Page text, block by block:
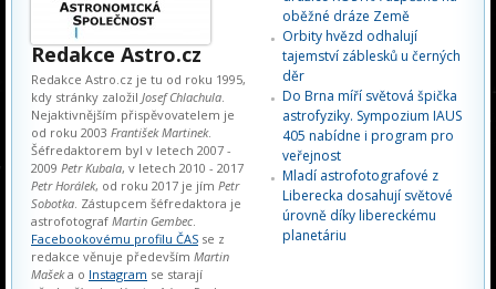
Redakce Astro.cz
Redakce Astro.cz je tu od roku 1995,
kdy stránky založil Josef Chlachula.
Nejaktivnějším přispěvovatelem je
od roku 2003 František Martinek.
Šéfredaktorem byl v letech 2007 -
2009 Petr Kubala, v letech 2010 - 2017
Petr Horálek, od roku 2017 je jím Petr
Sobotka. Zástupcem šéfredaktora je
astrofotograf Martin Gembec.
Facebookovému profilu ČAS se z
redakce věnuje především Martin
Mašeka o Instagram se starají
oběžné dráze Země
Orbity hvězd odhalují
tajemství záblesků u černých
děr
Do Brna míří světová špička
astrofyziky. Sympozium IAUS
405 nabídne i program pro
veřejnost
Mladí astrofotografové z
Liberecka dosahují světové
úrovně díky libereckému
planetáriu